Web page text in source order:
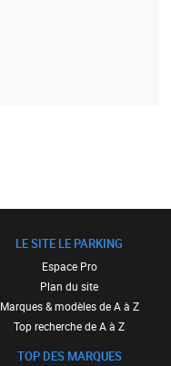
LE SITE LE PARKING
Espace Pro
Plan du site
Marques & modèles de A à Z
Top recherche de A à Z
TOP DES MARQUES